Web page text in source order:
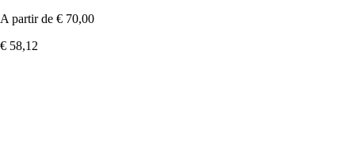
A partir de € 70,00
€ 58,12